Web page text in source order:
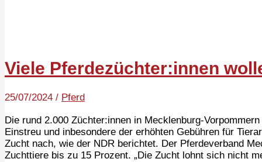
Viele Pferdezüchter:innen
25/07/2024 / Pferd
Die rund 2.000 Züchter:innen in Mecklenburg-
Einstreu und inbesondere der erhöhten Gebühren für
Zucht nach, wie der NDR berichtet. Der Pferdeverband
Zuchttiere bis zu 15 Prozent. „Die Zucht lohnt sich nicht